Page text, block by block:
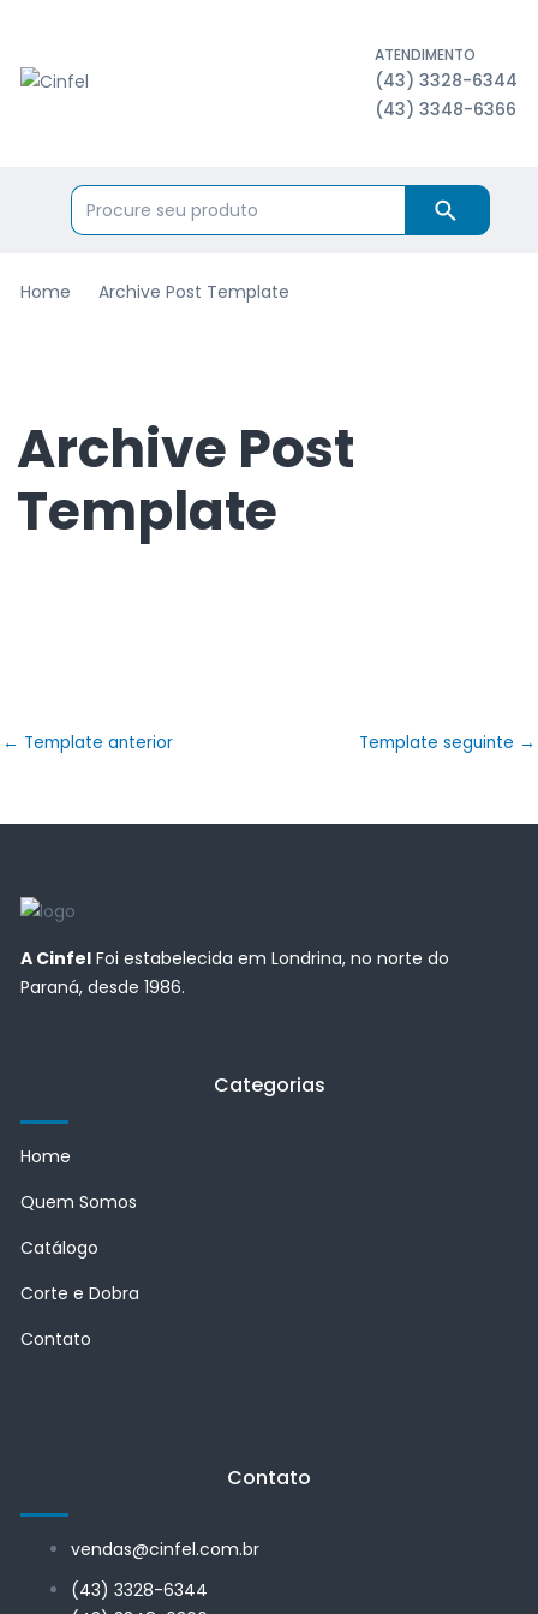
ATENDIMENTO
(43) 3328-6344
(43) 3348-6366
Home Archive Post Template
Archive Post
Template
← Template anterior Template seguinte →
A Cinfel Foi estabelecida em Londrina, no norte do
Paraná, desde 1986.
Categorias
Home
Quem Somos
Catálogo
Corte e Dobra
Contato
Contato
vendas@cinfel.com.br
(43) 3328-6344